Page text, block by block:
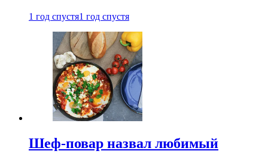
1 год спустя1 год спустя
Шеф-повар назвал любимый